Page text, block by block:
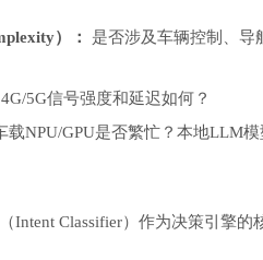
）：
是否涉及车辆控制、导
4G/5G信号强度和延迟如何？
载NPU/GPU是否繁忙？本地LLM
Intent Classifier）作为决策引擎